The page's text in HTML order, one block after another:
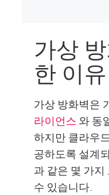
가상
한 이유
가상 방화벽은
라이언스 와 동
하지만 클라우
공하도록 설계
과 같은 몇 가
수 있습니다.